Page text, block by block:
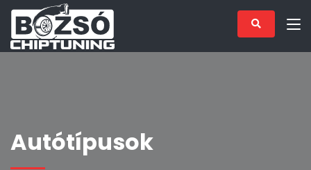
Autótípusok